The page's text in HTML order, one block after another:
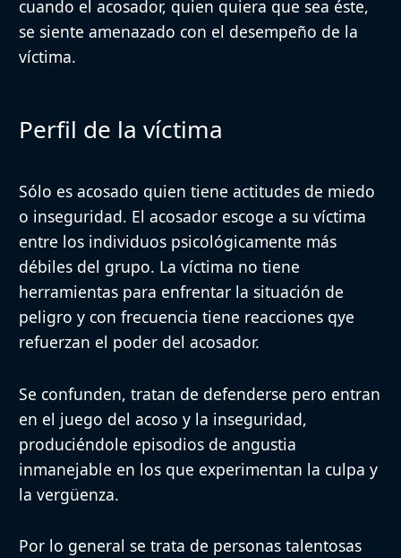
cuando el acosador, quien quiera que sea éste,
se siente amenazado con el desempeño de la
víctima.
Perfil de la víctima
Sólo es acosado quien tiene actitudes de miedo
o inseguridad. El acosador escoge a su víctima
entre los individuos psicológicamente más
débiles del grupo. La víctima no tiene
herramientas para enfrentar la situación de
peligro y con frecuencia tiene reacciones qye
refuerzan el poder del acosador.
Se confunden, tratan de defenderse pero entran
en el juego del acoso y la inseguridad,
produciéndole episodios de angustia
inmanejable en los que experimentan la culpa y
la vergüenza.
Por lo general se trata de personas talentosas